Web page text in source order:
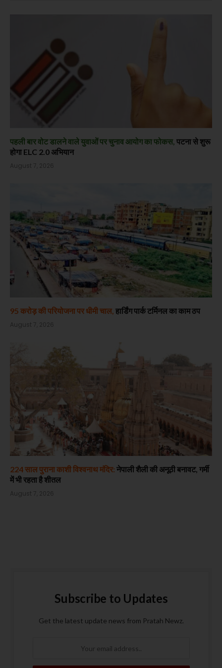
पहली बार वोट डालने वाले युवाओं पर चुनाव आयोग का फोकस, पटना से शुरू
होगा ELC 2.0 अभियान
August 7, 2026
95 करोड़ की परियोजना पर धीमी चाल, हार्डिंग पार्क टर्मिनल का काम ठप
August 7, 2026
224 साल पुराना काशी विश्वनाथ मंदिर: नेपाली शैली की अनूठी बनावट, गर्मी
में भी रहता है शीतल
August 7, 2026
Subscribe to Updates
Get the latest update news from Pratah Newz.